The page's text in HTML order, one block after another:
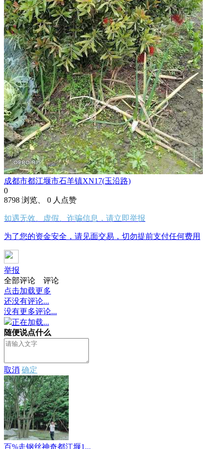
成都市都江堰市石羊镇XN17(玉沿路)
0
8798 浏览、 0 人点赞
如遇无效、虚假、诈骗信息，请立即举报
为了您的资金安全，请见面交易，切勿提前支付任何费用
举报
全部评论
评论
点击加载更多
还没有评论...
没有更多评论...
正在加载...
随便说点什么
取消 确定
百%走钢丝神奇都江堰1...